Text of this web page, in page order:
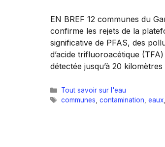
EN BREF 12 communes du
confirme les rejets de la
significative de PFAS, des
d’acide trifluoroacétique
détectée jusqu’à 20
Catégories
Tout savoir sur l'eau
Étiquettes
communes contamination eaux,